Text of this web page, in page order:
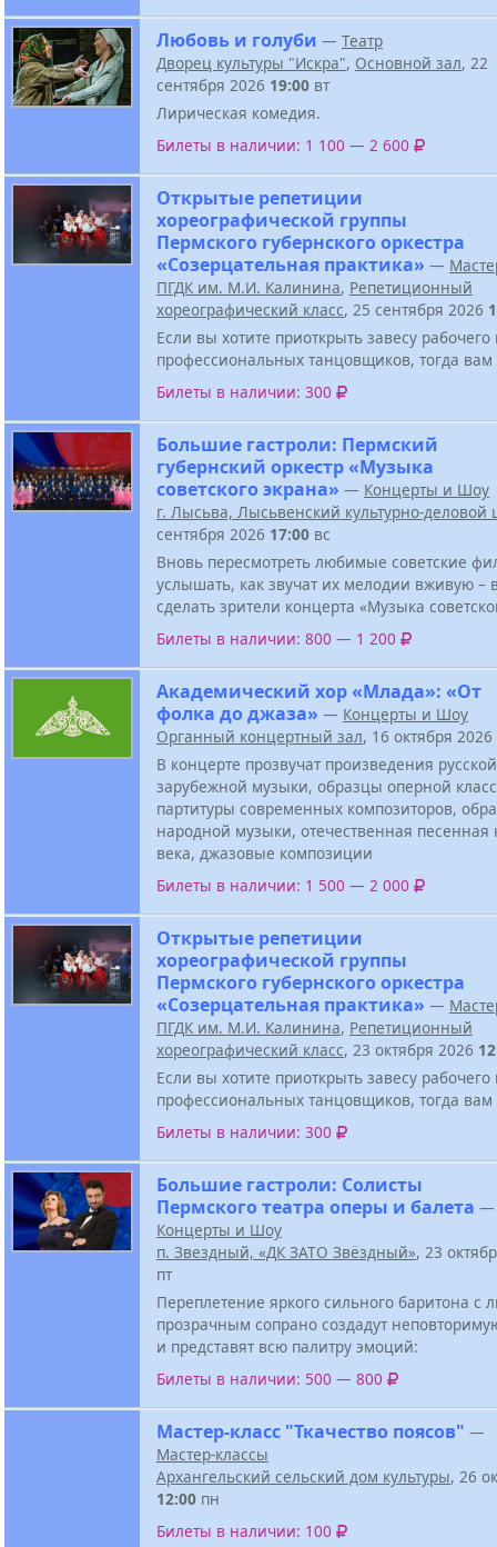
Любовь и голуби — Театр
Дворец культуры "Искра", Основной зал, 22
сентября 2026 19:00 вт
Лирическая комедия.
Билеты в наличии: 1 100 — 2 600
Открытые репетиции
хореографической группы
Пермского губернского оркестра
«Созерцательная практика» —
ПГДК им. М.И. Калинина, Репетиционный
хореографический класс, 25 сентября 2026
Если вы хотите приоткрыть завесу рабочего
профессиональных танцовщиков, тогда
Билеты в наличии: 300
Большие гастроли: Пермский
губернский оркестр «Музыка
советского экрана» — Концерты и Шоу
г. Лысьва, Лысьвенский культурно-деловой
сентября 2026 17:00 вс
Вновь пересмотреть любимые советские
услышать, как звучат их мелодии вживую –
сделать зрители концерта «Музыка
Билеты в наличии: 800 — 1 200
Академический хор «Млада»: «От
фолка до джаза» — Концерты и Шоу
Органный концертный зал, 16 октября 2026
В концерте прозвучат произведения
зарубежной музыки, образцы оперной
партитуры современных композиторов,
народной музыки, отечественная песенная
века, джазовые композиции
Билеты в наличии: 1 500 — 2 000
Открытые репетиции
хореографической группы
Пермского губернского оркестра
«Созерцательная практика» —
ПГДК им. М.И. Калинина, Репетиционный
хореографический класс, 23 октября 2026
Если вы хотите приоткрыть завесу рабочего
профессиональных танцовщиков, тогда
Билеты в наличии: 300
Большие гастроли: Солисты
Пермского театра оперы и балета —
Концерты и Шоу
п. Звездный, «ДК ЗАТО Звёздный», 23
пт
Переплетение яркого сильного баритона с
прозрачным сопрано создадут
и представят всю палитру эмоций:
Билеты в наличии: 500 — 800
Мастер-класс "Ткачество поясов" —
Мастер-классы
Архангельский сельский дом культуры, 26
12:00 пн
Билеты в наличии: 100